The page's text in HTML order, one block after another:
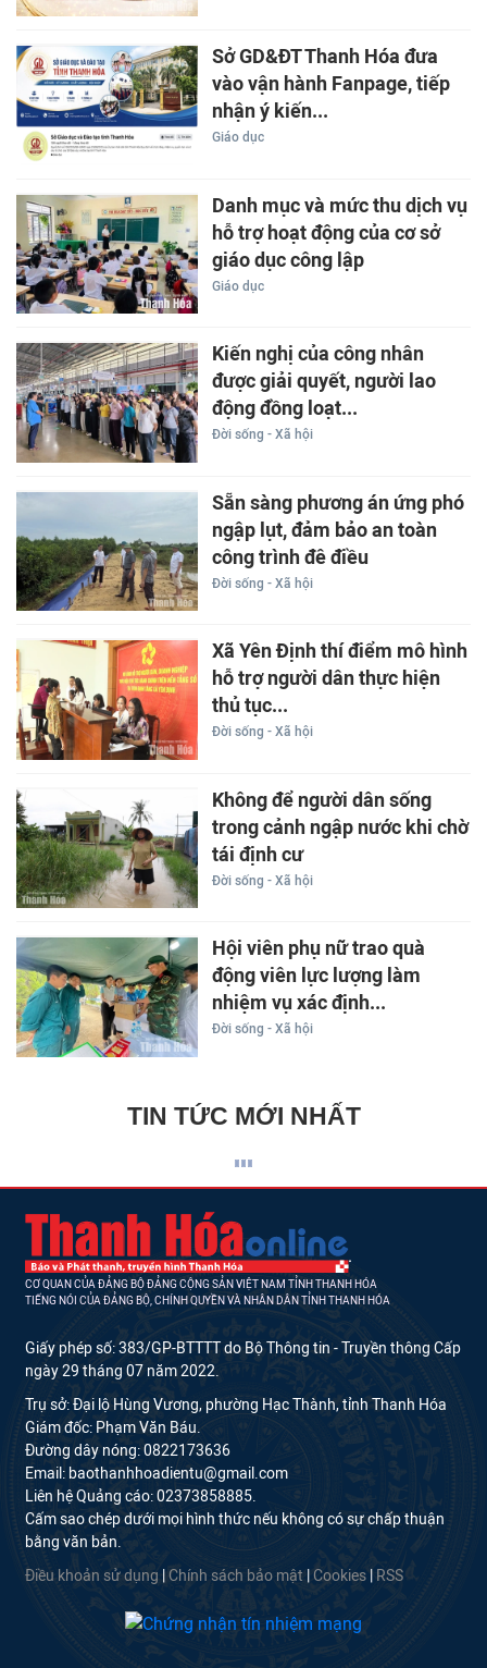
Sở GD&ĐT Thanh Hóa đưa
vào vận hành Fanpage, tiếp
nhận ý kiến...
Giáo dục
Danh mục và mức thu dịch vụ
hỗ trợ hoạt động của cơ sở
giáo dục công lập
Giáo dục
Kiến nghị của công nhân
được giải quyết, người lao
động đồng loạt...
Đời sống - Xã hội
Sẵn sàng phương án ứng phó
ngập lụt, đảm bảo an toàn
công trình đê điều
Đời sống - Xã hội
Xã Yên Định thí điểm mô hình
hỗ trợ người dân thực hiện
thủ tục...
Đời sống - Xã hội
Không để người dân sống
trong cảnh ngập nước khi chờ
tái định cư
Đời sống - Xã hội
Hội viên phụ nữ trao quà
động viên lực lượng làm
nhiệm vụ xác định...
Đời sống - Xã hội
TIN TỨC MỚI NHẤT
CƠ QUAN CỦA ĐẢNG BỘ ĐẢNG CỘNG SẢN VIỆT NAM TỈNH THANH HÓA
TIẾNG NÓI CỦA ĐẢNG BỘ, CHÍNH QUYỀN VÀ NHÂN DÂN TỈNH THANH HÓA
Giấy phép số: 383/GP-BTTTT do Bộ Thông tin - Truyền thông Cấp
ngày 29 tháng 07 năm 2022.
Trụ sở: Đại lộ Hùng Vương, phường Hạc Thành, tỉnh Thanh Hóa
Giám đốc: Phạm Văn Báu.
Đường dây nóng: 0822173636
Email: baothanhhoadientu@gmail.com
Liên hệ Quảng cáo: 02373858885.
Cấm sao chép dưới mọi hình thức nếu không có sự chấp thuận
bằng văn bản.
Điều khoản sử dụng Chính sách bảo mật Cookies RSS